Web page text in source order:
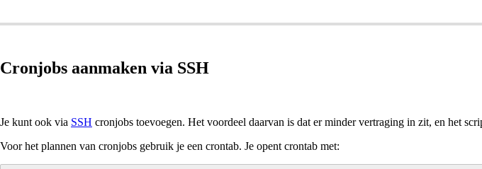
Cronjobs aanmaken via SSH
Je kunt ook via SSH cronjobs toevoegen. Het voordeel daarvan is dat er minder vertraging in zit, en het
Voor het plannen van cronjobs gebruik je een crontab. Je opent crontab met: